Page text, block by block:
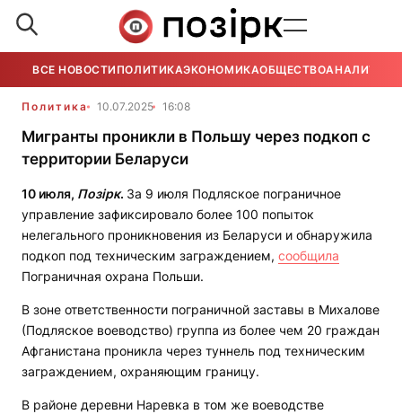
ВСЕ НОВОСТИ ПОЛИТИКАЭКОНОМИКАОБЩЕСТВОАНАЛИТИКА
Политика 10.07.2025 16:08
Мигранты проникли в Польшу через подкоп с
территории Беларуси
10 июля, Позірк. За 9 июля Подляское пограничное
управление зафиксировало более 100 попыток
нелегального проникновения из Беларуси и обнаружила
подкоп под техническим заграждением, сообщила
Пограничная охрана Польши.
В зоне ответственности пограничной заставы в Михалове
(Подляское воеводство) группа из более чем 20 граждан
Афганистана проникла через туннель под техническим
заграждением, охраняющим границу.
В районе деревни Наревка в том же воеводстве